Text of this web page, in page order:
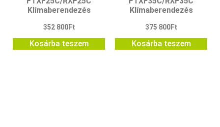
Klímaberendezés
352 800Ft
Kosárba teszem
Klímaberendezés
375 800Ft
Kosárba teszem